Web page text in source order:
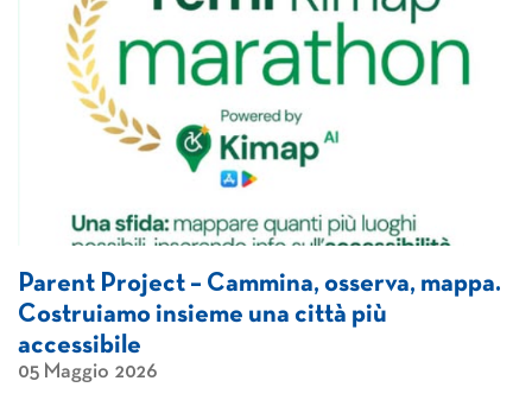
Parent Project – Cammina, osserva, mappa.
Costruiamo insieme una città più
accessibile
05 Maggio 2026